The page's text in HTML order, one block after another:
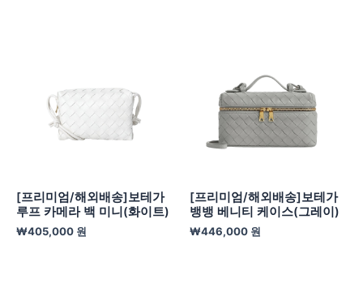
[프리미엄/해외배송]보테가
루프 카메라 백 미니(화이트)
₩405,000 원
[프리미엄/해외배송]보테가
뱅뱅 베니티 케이스(그레이)
₩446,000 원